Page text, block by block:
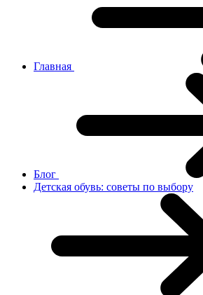
Главная
Блог
Детская обувь: советы по выбору